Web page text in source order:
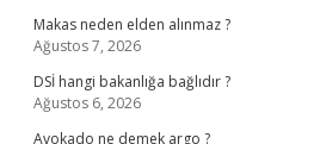
Makas neden elden alınmaz ?
Ağustos 7, 2026
DSİ hangi bakanlığa bağlıdır ?
Ağustos 6, 2026
Avokado ne demek argo ?